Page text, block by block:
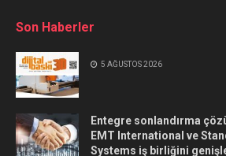
Son Haberler
5 AĞUSTOS 2026
Entegre sonlandırma
EMT International ve
Systems iş birliğini